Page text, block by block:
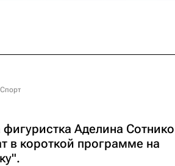
Аделина
в короткой программе на